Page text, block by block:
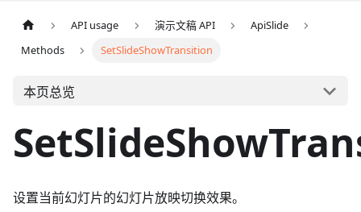
API usage 演示文稿 API
ApiSlide
Methods
SetSlideShowTransition
本页总览
设置当前幻灯片的幻灯片放映切换效果。